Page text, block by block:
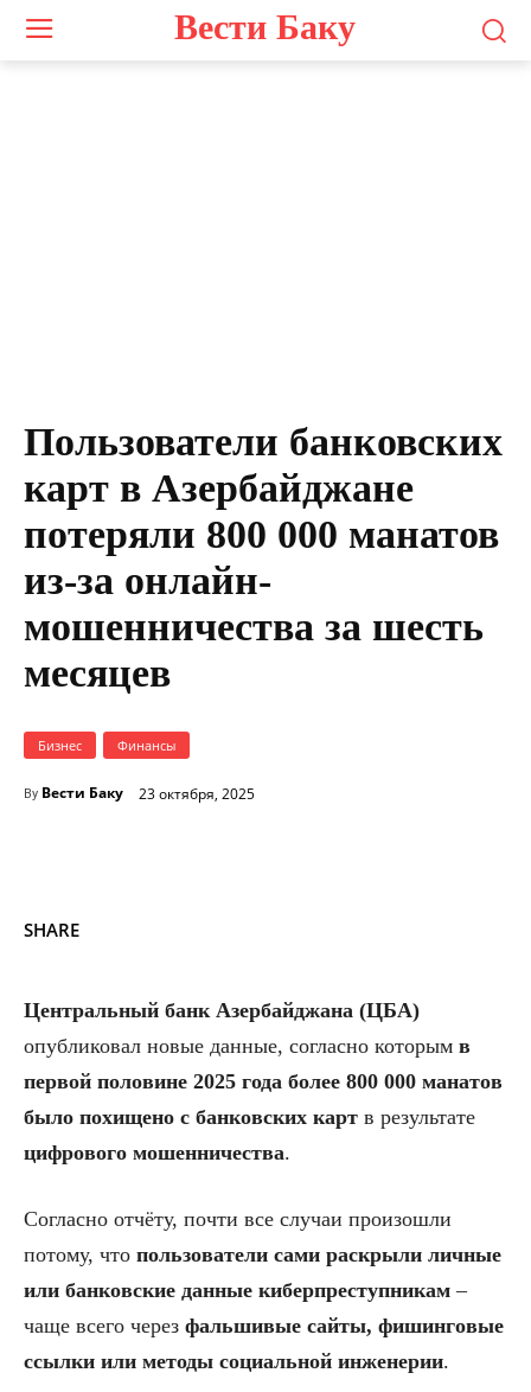
Вести Баку
Пользователи банковских
карт в Азербайджане
потеряли 800 000 манатов
из-за онлайн-
мошенничества за шесть
месяцев
Бизнес Финансы
By Вести Баку 23 октября, 2025
SHARE
Центральный банк Азербайджана (ЦБА)
опубликовал новые данные, согласно которым в
первой половине 2025 года более 800 000 манатов
было похищено с банковских карт в результате
цифрового мошенничества.
Согласно отчёту, почти все случаи произошли
потому, что пользователи сами раскрыли личные
или банковские данные киберпреступникам –
чаще всего через фальшивые сайты, фишинговые
ссылки или методы социальной инженерии.